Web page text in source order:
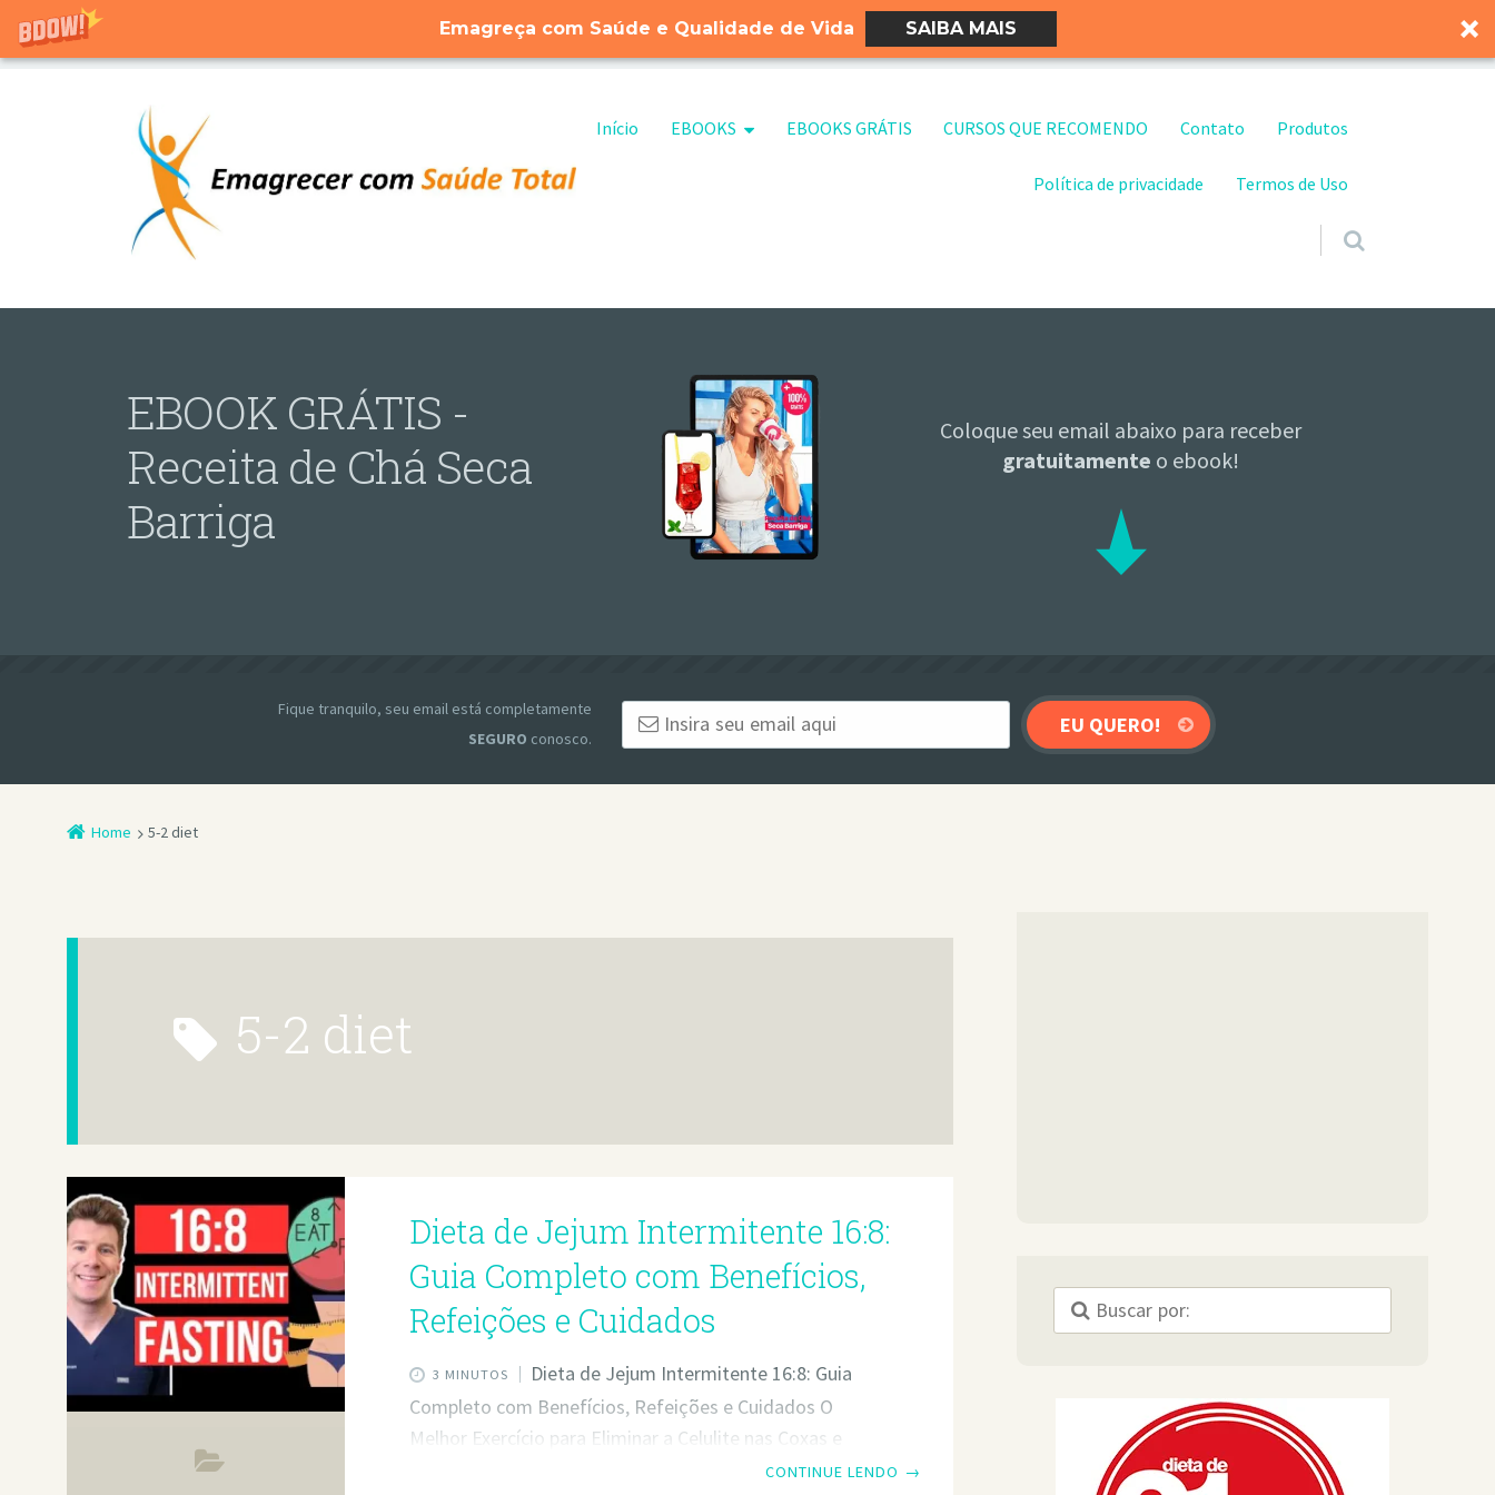
Emagreça com Saúde e Qualidade de Vida SAIBA MAIS
Pular para o conteúdo
Início EBOOKS EBOOKS GRÁTIS CURSOS QUE RECOMENDO Contato Produtos
Política de privacidade Termos de Uso
EBOOK GRÁTIS -
Receita de Chá Seca
Barriga
Coloque seu email abaixo para receber
gratuitamente o ebook!
Fique tranquilo, seu email está completamente
SEGURO conosco.
Home 5-2 diet
5-2 diet
Dieta de Jejum Intermitente 16:8:
Guia Completo com Benefícios,
Refeições e Cuidados
3 MINUTOS
Dieta de Jejum Intermitente 16:8: Guia
Completo com Benefícios, Refeições e Cuidados O
Melhor Exercício para Eliminar a Celulite nas Coxas e
Nádegas O jejum intermitente 16:8 é uma das formas
CONTINUE LENDO →